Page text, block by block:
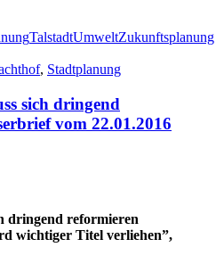
TalstadtUmweltZukunftsplanung
, Stadtplanung
sich dringend
vom 22.01.2016
dringend reformieren
wichtiger Titel verliehen”,